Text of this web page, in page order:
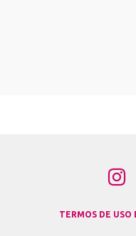
TERMOS DE USO